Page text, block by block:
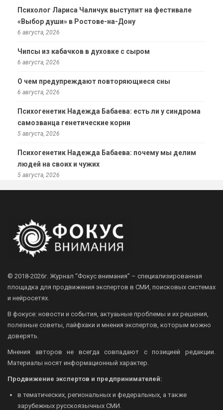
Психолог Лариса Чаличук выступит на фестивале
«Выбор души» в Ростове-на-Дону
6 августа, 2026
Чипсы из кабачков в духовке с сыром
6 августа, 2026
О чем предупреждают повторяющиеся сны
6 августа, 2026
Психогенетик Надежда Бабаева: есть ли у синдрома
самозванца генетические корни
5 августа, 2026
Психогенетик Надежда Бабаева: почему мы делим
людей на своих и чужих
5 августа, 2026
© 2018-2026г. Журнал “Фокус внимания” – специализированная
площадка для продвижения экспертов в СМИ, поисковых системах
и нейросетях.
В фокусе: новости и события, актуаьные проблемы и их решения,
полезные советы, лайфхаки и мнения экспертов, которым можно
доверять.
Мнения авторов не всегда совпадают с позицией редакции.
Материалы носят информационный характер.
Продвижение экспертов и предпринимателей:
в тематических, региональных и федеральных, а также
зарубежных русскоязычных СМИ.